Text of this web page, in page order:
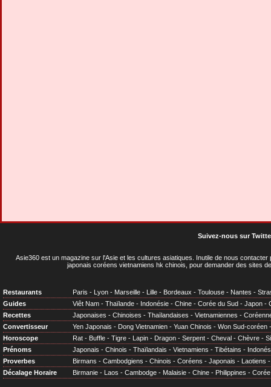
Suivez-nous sur
Asie360 est un magazine sur l'Asie et les cultures asiatiques . Inutile de nous
japonais coréens vietnamiens hk chinois, pour demander des sites
Restaurants Paris - Lyon - Marseille - Lille - Bordeaux - Toulouse - Nantes -
Guides
Viêt Nam - Thaïlande - Indonésie - Chine - Corée du Sud - Japon -
Recettes
Japonaises - Chinoises - Thaïlandaises - Vietnamiennes -
Convertisseur
Yen Japonais - Dong Vietnamien - Yuan Chinois - Won Sud-coréen
Horoscope
Rat - Buffle - Tigre - Lapin - Dragon - Serpent - Cheval - Chèvre -
Prénoms
Japonais - Chinois - Thaïlandais - Vietnamiens - Tibétains -
Proverbes
Birmans - Cambodgiens - Chinois - Coréens - Japonais - Laotiens
Décalage Horaire
Birmanie - Laos - Cambodge - Malaisie - Chine - Philippines - Corée